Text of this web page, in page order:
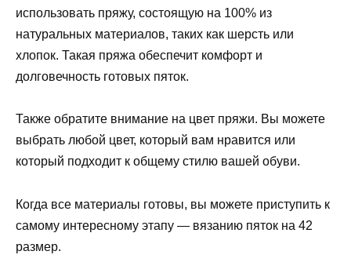
использовать пряжу, состоящую на 100% из
натуральных материалов, таких как шерсть или
хлопок. Такая пряжа обеспечит комфорт и
долговечность готовых пяток.
Также обратите внимание на цвет пряжи. Вы можете
выбрать любой цвет, который вам нравится или
который подходит к общему стилю вашей обуви.
Когда все материалы готовы, вы можете приступить к
самому интересному этапу — вязанию пяток на 42
размер.